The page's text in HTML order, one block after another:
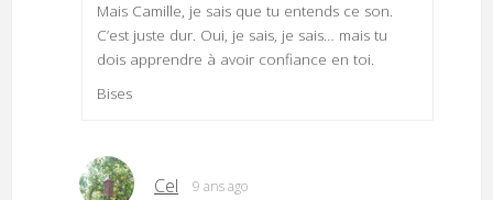
Mais Camille, je sais que tu entends ce son.
C’est juste dur. Oui, je sais, je sais… mais tu
dois apprendre à avoir confiance en toi.
Bises
Cel 9 ans ago